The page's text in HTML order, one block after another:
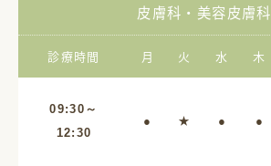
皮膚科・美容皮膚科
診療時間 月 火 水 木
09:30～
12:30
● ★ ● ●